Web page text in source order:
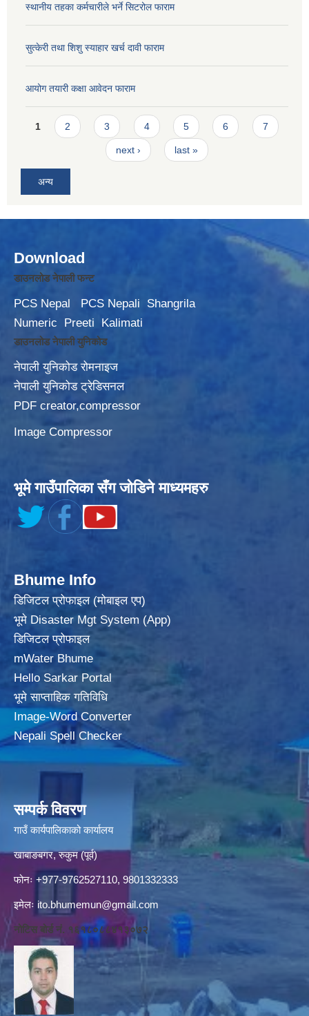
स्थानीय तहका कर्मचारीले भर्ने सिटरोल फाराम
सुत्केरी तथा शिशु स्याहार खर्च दावी फाराम
आयोग तयारी कक्षा आवेदन फाराम
Pages
1 2 3 4 5 6 7
next › last »
अन्य
Download
डाउनलोड नेपाली फन्ट
PCS Nepal PCS Nepali
Shangrila
Numeric
Preeti Kalimati
डाउनलोड नेपाली युनिकोड
नेपाली युनिकोड रोमनाइज
नेपाली युनिकोड ट्रेडिसनल
PDF creator,compressor
Image Compressor
भूमे गाउँपालिका सँग जोडिने माध्यमहरु
Bhume Info
डिजिटल प्रोफाइल (मोबाइल एप)
भूमे Disaster Mgt System (App)
डिजिटल प्रोफाइल
mWater Bhume
Hello Sarkar Portal
भूमे साप्ताहिक गतिविधि
Image-Word Converter
Nepali Spell Checker
सम्पर्क विवरण
गाउँ कार्यपालिकाको कार्यालय
खाबाङबगर, रुकुम (पूर्व)
फोनः +977-9762527110, 9801332333
इमेलः ito.bhumemun@gmail.com
नोटिस बोर्ड नं. १६१८०८८४१३०७२